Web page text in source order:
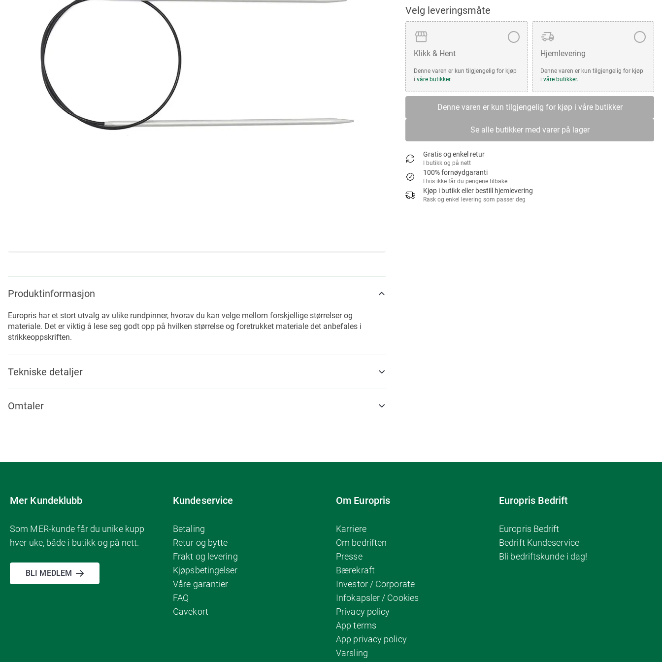
Velg leveringsmåte
Klikk & Hent
Denne varen er kun tilgjengelig for kjøp
ivåre butikker.
Hjemlevering
Denne varen er kun tilgjengelig for kjøp
i våre butikker.
Denne varen er kun tilgjengelig for kjøp i våre butikker
Se alle butikker med varer på lager
Gratis og enkel retur
I butikk og på nett
100% fornøydgaranti
Hvis ikke får du pengene tilbake
Kjøp i butikk eller bestill hjemlevering
Rask og enkel levering som passer deg
the
beginning
the
images
gallery
Produktinformasjon
Europris har et stort utvalg av ulike rundpinner, hvorav du kan velge mellom forskjellige størrelser og
materiale. Det er viktig å lese seg godt opp på hvilken størrelse og foretrukket materiale det anbefales i
strikkeoppskriften.
Tekniske detaljer
Omtaler
Mer Kundeklubb
Som MER-kunde får du unike kupp
hver uke, både i butikk og på nett.
BLI MEDLEM
Kundeservice
Betaling
Retur og bytte
Frakt og levering
Kjøpsbetingelser
Våre garantier
FAQ
Gavekort
Om Europris
Karriere
Om bedriften
Presse
Bærekraft
Investor / Corporate
Infokapsler / Cookies
Privacy policy
App terms
App privacy policy
Varsling
Europris Bedrift
Europris Bedrift
Bedrift Kundeservice
Bli bedriftskunde i dag!